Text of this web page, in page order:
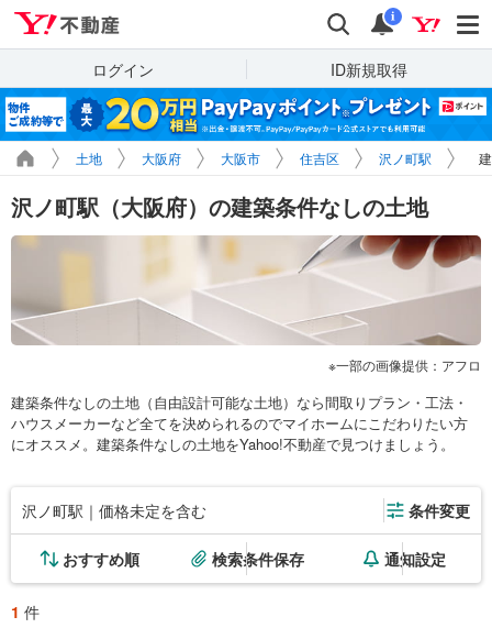
検索 通知
i
ログイン ID新規取得
土地 大阪府 大阪市 住吉区 沢ノ町駅
沢ノ町駅（大阪府）の建築条件なしの土地
一部の画像提供：アフロ
建築条件なしの土地（自由設計可能な土地）なら間取りプラン・工法・
ハウスメーカーなど全てを決められるのでマイホームにこだわりたい方
にオススメ。建築条件なしの土地をYahoo!不動産で見つけましょう。
沢ノ町駅｜価格未定を含む 条件変更
おすすめ順 検索条件保存 通知設定
1 件